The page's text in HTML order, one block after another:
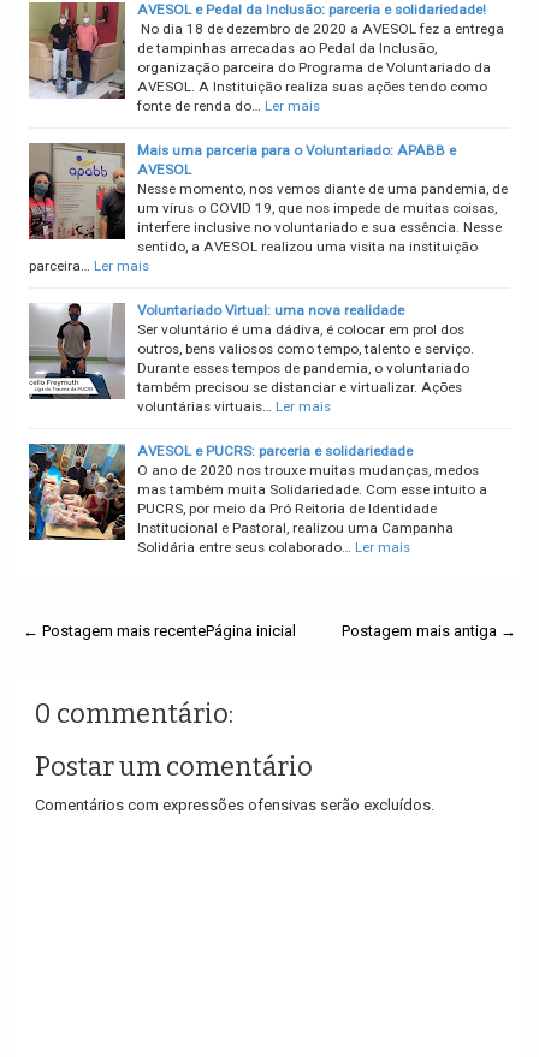
AVESOL e Pedal da Inclusão: parceria e solidariedade!
No dia 18 de dezembro de 2020 a AVESOL fez a entrega
de tampinhas arrecadas ao Pedal da Inclusão,
organização parceira do Programa de Voluntariado da
AVESOL. A Instituição realiza suas ações tendo como
fonte de renda do… Ler mais
Mais uma parceria para o Voluntariado: APABB e
AVESOL
Nesse momento, nos vemos diante de uma pandemia, de
um vírus o COVID 19, que nos impede de muitas coisas,
interfere inclusive no voluntariado e sua essência. Nesse
sentido, a AVESOL realizou uma visita na instituição
parceira… Ler mais
Voluntariado Virtual: uma nova realidade
Ser voluntário é uma dádiva, é colocar em prol dos
outros, bens valiosos como tempo, talento e serviço.
Durante esses tempos de pandemia, o voluntariado
também precisou se distanciar e virtualizar. Ações
voluntárias virtuais… Ler mais
AVESOL e PUCRS: parceria e solidariedade
O ano de 2020 nos trouxe muitas mudanças, medos
mas também muita Solidariedade. Com esse intuito a
PUCRS, por meio da Pró Reitoria de Identidade
Institucional e Pastoral, realizou uma Campanha
Solidária entre seus colaborado… Ler mais
← Postagem mais recente Postagem mais antiga →
Página inicial
0 commentário:
Postar um comentário
Comentários com expressões ofensivas serão excluídos.